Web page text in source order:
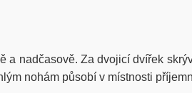
nadčasově. Za dvojicí dvířek
nohám působí v místnosti